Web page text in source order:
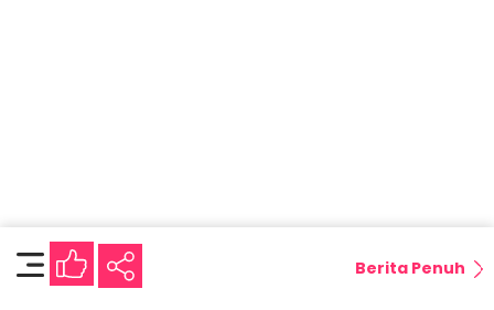
Berita Penuh